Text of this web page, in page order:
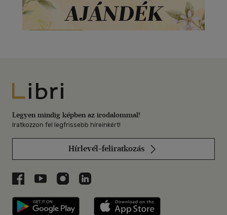
Libri
Legyen mindig képben az irodalommal!
Iratkozzon fel legfrissebb híreinkért!
Hírlevél-feliratkozás
Libri a Facebookon
Libri a Youtube-on
Libri az Instagramon
Libri a LinkedInen
Libri applikáció Szerezd meg: Google